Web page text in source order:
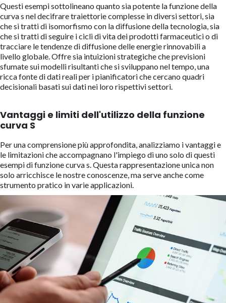
Questi esempi sottolineano quanto sia potente la funzione della
curva s nel decifrare traiettorie complesse in diversi settori, sia
che si tratti di isomorfismo con la diffusione della tecnologia, sia
che si tratti di seguire i cicli di vita dei prodotti farmaceutici o di
tracciare le tendenze di diffusione delle energie rinnovabili a
livello globale. Offre sia intuizioni strategiche che previsioni
sfumate sui modelli risultanti che si sviluppano nel tempo, una
ricca fonte di dati reali per i pianificatori che cercano quadri
decisionali basati sui dati nei loro rispettivi settori.
Vantaggi e limiti dell'utilizzo della funzione
curva S
Per una comprensione più approfondita, analizziamo i vantaggi e
le limitazioni che accompagnano l'impiego di uno solo di questi
esempi di funzione curva s. Questa rappresentazione unica non
solo arricchisce le nostre conoscenze, ma serve anche come
strumento pratico in varie applicazioni.